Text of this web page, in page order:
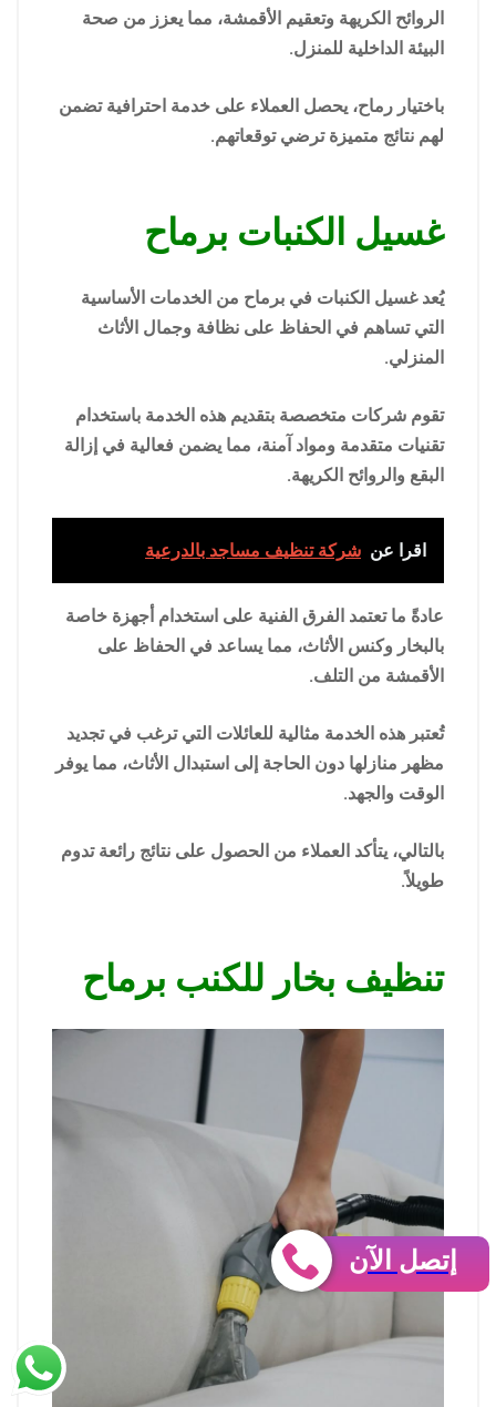
الروائح الكريهة وتعقيم الأقمشة، مما يعزز من صحة
البيئة الداخلية للمنزل.
باختيار رماح، يحصل العملاء على خدمة احترافية تضمن
لهم نتائج متميزة ترضي توقعاتهم.
غسيل الكنبات برماح
يُعد غسيل الكنبات في برماح من الخدمات الأساسية
التي تساهم في الحفاظ على نظافة وجمال الأثاث
المنزلي.
تقوم شركات متخصصة بتقديم هذه الخدمة باستخدام
تقنيات متقدمة ومواد آمنة، مما يضمن فعالية في إزالة
البقع والروائح الكريهة.
اقرا عن شركة تنظيف مساجد بالدرعية
عادةً ما تعتمد الفرق الفنية على استخدام أجهزة خاصة
بالبخار وكنس الأثاث، مما يساعد في الحفاظ على
الأقمشة من التلف.
تُعتبر هذه الخدمة مثالية للعائلات التي ترغب في تجديد
مظهر منازلها دون الحاجة إلى استبدال الأثاث، مما يوفر
الوقت والجهد.
بالتالي، يتأكد العملاء من الحصول على نتائج رائعة تدوم
طويلاً.
تنظيف بخار للكنب برماح
إتصل الآن